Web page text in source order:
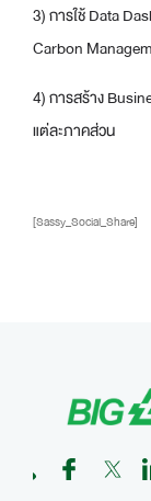
3) การใช้ Data
Carbon
4) การสร้าง
แต่ละภาคส่วน
[Sassy_Social_Share]